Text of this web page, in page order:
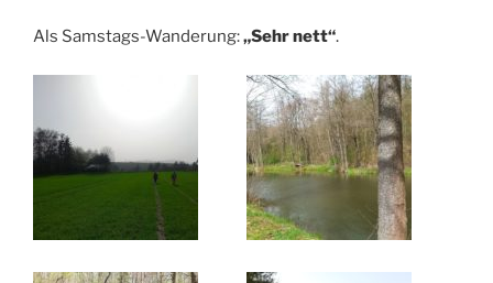
Als Samstags-Wanderung:„Sehr nett“.